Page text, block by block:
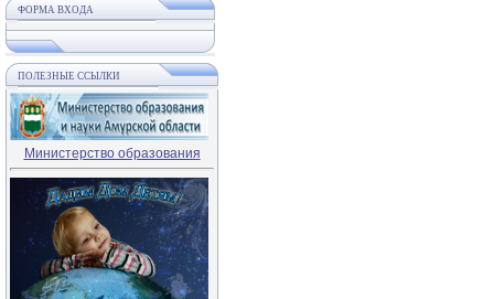
ФОРМА ВХОДА
ПОЛЕЗНЫЕ ССЫЛКИ
Министерство образования